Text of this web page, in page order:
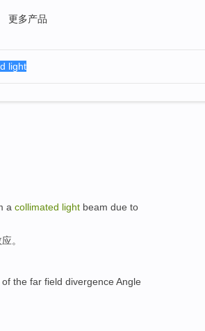
更多产品
a collimated light beam due to
。
of the far field divergence Angle